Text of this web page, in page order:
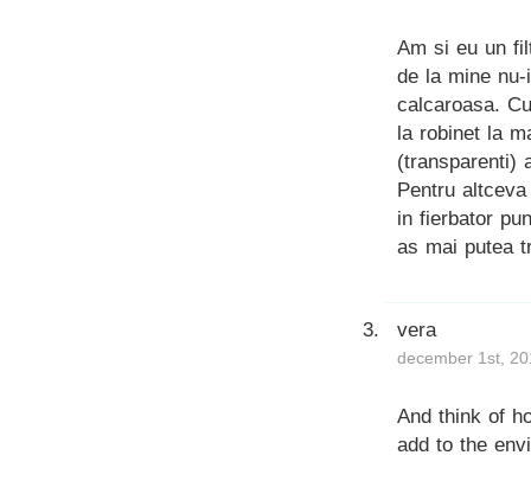
Am si eu un
de la mine
calcaroasa.
la robinet la
(transparenti)
Pentru
in fierbator
as mai putea
vera
december 1st,
And think of
add to the